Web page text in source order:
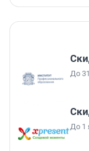
До
До 1